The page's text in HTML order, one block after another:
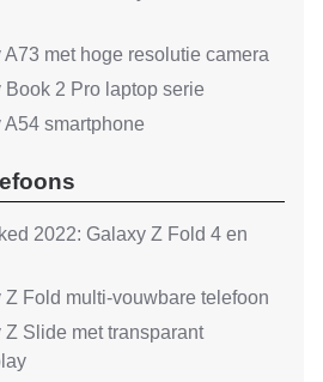
met hoge resolutie camera
2 Pro laptop serie
smartphone
2022: Galaxy Z Fold 4 en
Z Fold multi-vouwbare telefoon
Slide met transparant